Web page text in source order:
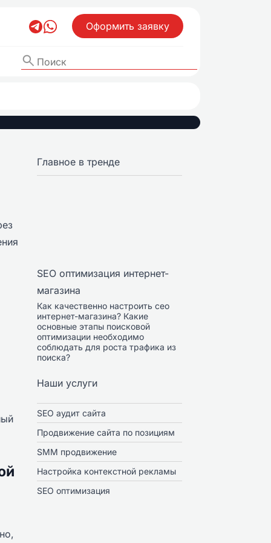
Оформить заявку
Главное в тренде
SEO оптимизация интернет-
магазина
Как качественно настроить сео
интернет-магазина? Какие
основные этапы поисковой
оптимизации необходимо
соблюдать для роста трафика из
поиска?
Наши услуги
SEO аудит сайта
Продвижение сайта по позициям
SMM продвижение
Настройка контекстной рекламы
SEO оптимизация